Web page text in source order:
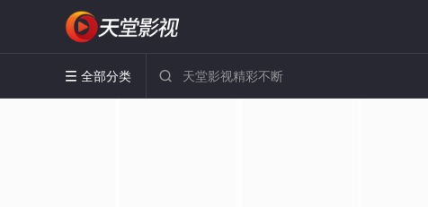
 全部分类 